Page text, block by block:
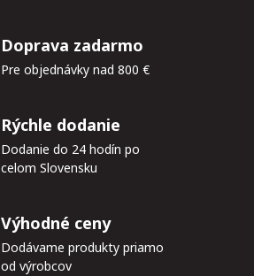
Doprava zadarmo
Pre objednávky nad 800 €
Rýchle dodanie
Dodanie do 24 hodín po
celom Slovensku
Výhodné ceny
Dodávame produkty priamo
od výrobcov